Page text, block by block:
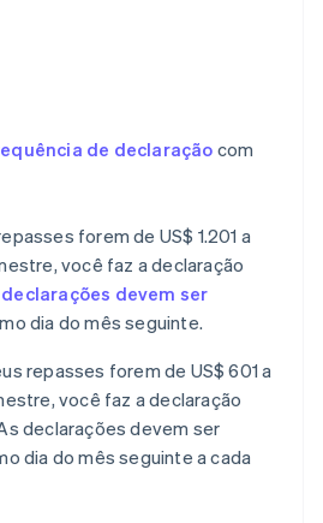
de declaração com
forem de US$ 1.201 a
você faz a declaração
declarações devem ser
dia do mês seguinte.
repasses forem de US$ 601 a
você faz a declaração
declarações devem ser
dia do mês seguinte a cada